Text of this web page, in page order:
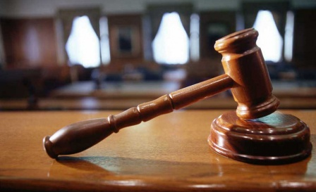
Перейти к основному содержанию